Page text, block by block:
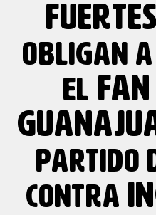
FUERTES
OBLIGAN A
EL FAN
PARTIDO
CONTRA